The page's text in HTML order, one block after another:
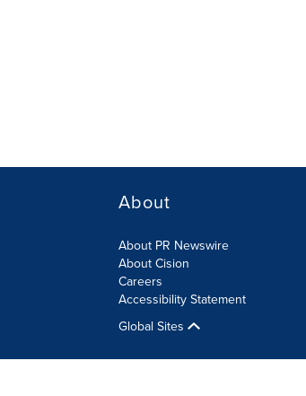
About
About PR Newswire
About Cision
Careers
Accessibility Statement
Global Sites